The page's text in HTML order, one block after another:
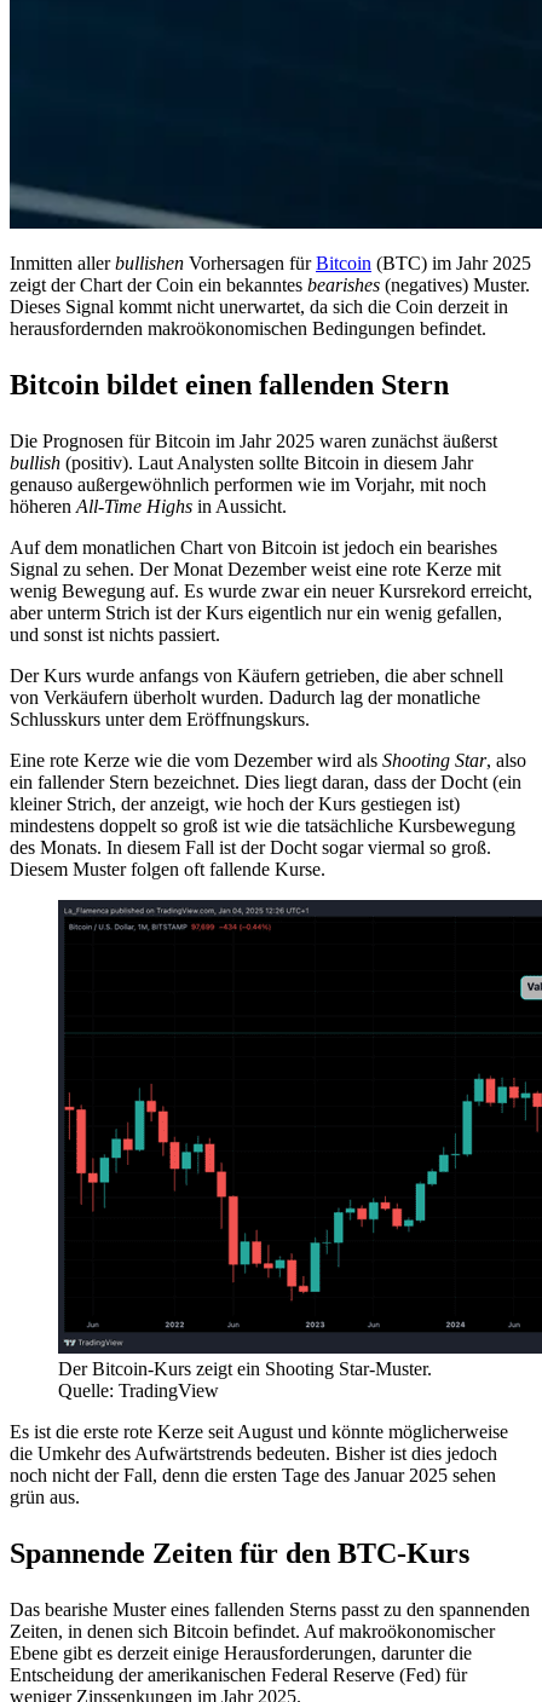
Inmitten allerbullishen Vorhersagen fürBitcoin (BTC) im Jahr 2025
zeigt der Chart der Coin ein bekanntes bearishes (negatives) Muster.
Dieses Signal kommt nicht unerwartet, da sich die Coin derzeit in
herausfordernden makroökonomischen Bedingungen befindet.
Bitcoin bildet einen fallenden Stern
Die Prognosen für Bitcoin im Jahr 2025 waren zunächst äußerst
bullish (positiv). Laut Analysten sollte Bitcoin in diesem Jahr
genauso außergewöhnlich performen wie im Vorjahr, mit noch
höheren All-Time Highs in Aussicht.
Auf dem monatlichen Chart von Bitcoin ist jedoch ein bearishes
Signal zu sehen. Der Monat Dezember weist eine rote Kerze mit
wenig Bewegung auf. Es wurde zwar ein neuer Kursrekord erreicht,
aber unterm Strich ist der Kurs eigentlich nur ein wenig gefallen,
und sonst ist nichts passiert.
Der Kurs wurde anfangs von Käufern getrieben, die aber schnell
von Verkäufern überholt wurden. Dadurch lag der monatliche
Schlusskurs unter dem Eröffnungskurs.
Eine rote Kerze wie die vom Dezember wird als Shooting Star, also
ein fallender Stern bezeichnet. Dies liegt daran, dass der Docht (ein
kleiner Strich, der anzeigt, wie hoch der Kurs gestiegen ist)
mindestens doppelt so groß ist wie die tatsächliche Kursbewegung
des Monats. In diesem Fall ist der Docht sogar viermal so groß.
Diesem Muster folgen oft fallende Kurse.
Der Bitcoin-Kurs zeigt ein Shooting Star-Muster.
Quelle: TradingView
Es ist die erste rote Kerze seit August und könnte möglicherweise
die Umkehr des Aufwärtstrends bedeuten. Bisher ist dies jedoch
noch nicht der Fall, denn die ersten Tage des Januar 2025 sehen
grün aus.
Spannende Zeiten für den BTC-Kurs
Das bearishe Muster eines fallenden Sterns passt zu den spannenden
Zeiten, in denen sich Bitcoin befindet. Auf makroökonomischer
Ebene gibt es derzeit einige Herausforderungen, darunter die
Entscheidung der amerikanischen Federal Reserve (Fed) für
weniger Zinssenkungen im Jahr 2025.